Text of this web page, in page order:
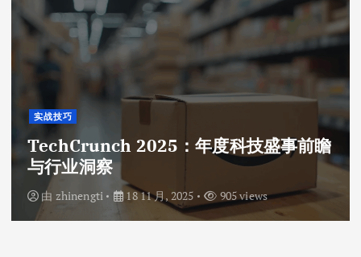
实战技巧
TechCrunch 2025：年度科技盛事前瞻
与行业洞察
由 zhinengti 18 11 月, 2025 905 views